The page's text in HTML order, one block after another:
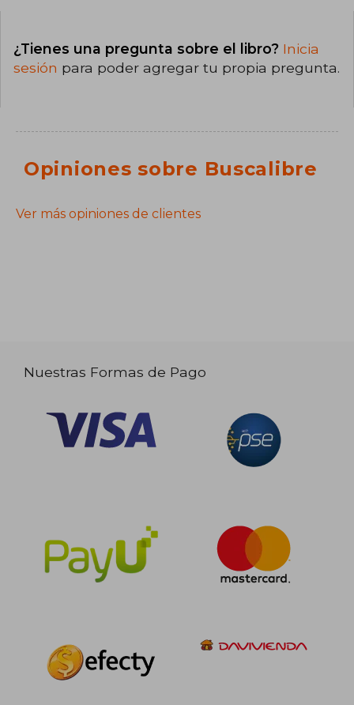
¿Tienes una pregunta sobre el libro? Inicia
sesión para poder agregar tu propia pregunta.
Opiniones sobre Buscalibre
Ver más opiniones de clientes
Nuestras Formas de Pago